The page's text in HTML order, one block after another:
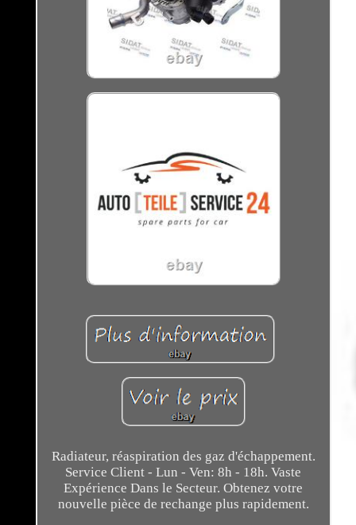
Radiateur, réaspiration des gaz d'échappement.
Service Client - Lun - Ven: 8h - 18h. Vaste
Expérience Dans le Secteur. Obtenez votre
nouvelle pièce de rechange plus rapidement.